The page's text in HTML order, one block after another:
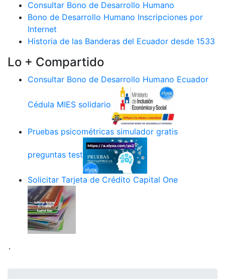
Consultar Bono de Desarrollo Humano
Bono de Desarrollo Humano Inscripciones por
Internet
Historia de las Banderas del Ecuador desde 1533
Lo + Compartido
Consultar Bono de Desarrollo Humano Ecuador
Cédula MIES solidario
Pruebas psicométricas simulador gratis
preguntas test
Solicitar Tarjeta de Crédito Capital One
.